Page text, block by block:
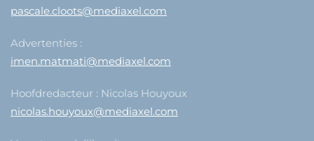
pascale.cloots@mediaxel.com
Advertenties :
imen.matmati@mediaxel.com
Hoofdredacteur : Nicolas Houyoux
nicolas.houyoux@mediaxel.com